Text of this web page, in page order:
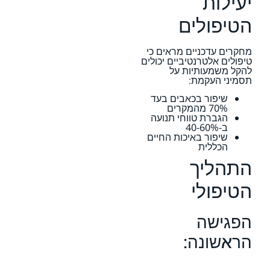
הטיפולים
מחקרים עדכניים מראים כי
טיפולים אלטרנטיביים יכולים
להקל משמעותיות על
תסמיני העקמת:
שיפור בכאבים בעד
70% מהמקרים
הגברת טווחי תנועה
ב-40-60%
שיפור באיכות החיים
הכללית
התהליך
הטיפולי
הפגישה
הראשונה: